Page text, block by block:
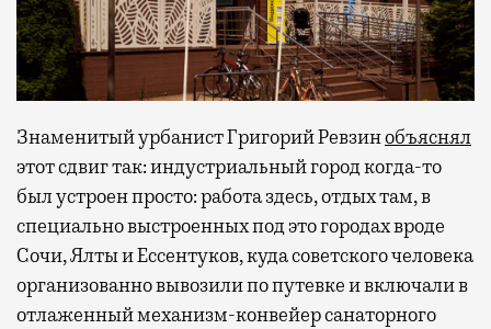
Знаменитый урбанист Григорий Ревзинобъяснял
этот сдвиг так: индустриальный город когда-то
был устроен просто: работа здесь, отдых там, в
специально выстроенных под это городах вроде
Сочи, Ялты и Ессентуков, куда советского человека
организованно вывозили по путевке и включали в
отлаженный механизм-конвейер санаторного